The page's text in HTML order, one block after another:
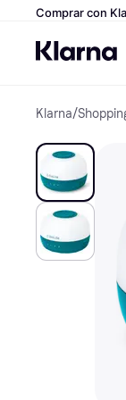
Comprar con
Klarna/